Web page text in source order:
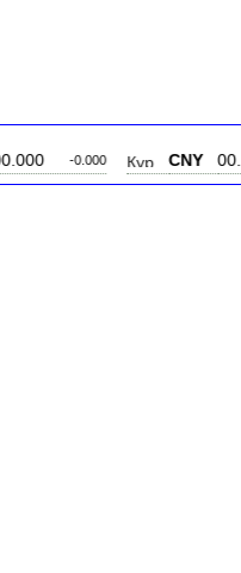
-0.000 CNY 00.000